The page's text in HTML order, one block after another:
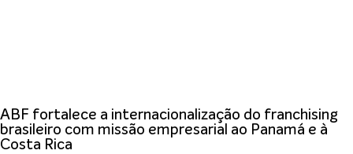
ABF fortalece a internacionalização do franchising
brasileiro com missão empresarial ao Panamá e à
Costa Rica